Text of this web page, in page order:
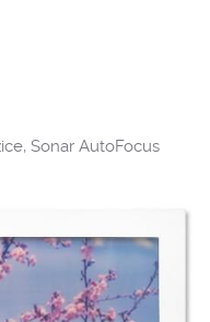
Sonar AutoFocus